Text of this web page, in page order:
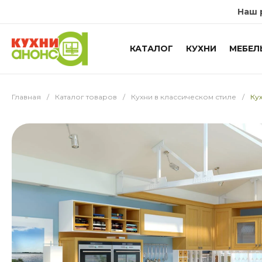
Наш
КАТАЛОГ КУХНИ
Главная / Каталог товаров / Кухни в классическом стиле /